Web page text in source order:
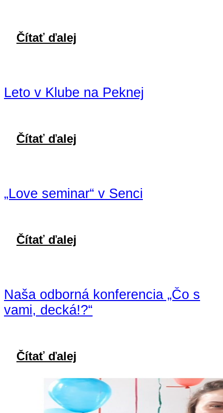
Čítať ďalej
Leto v Klube na Peknej
Čítať ďalej
„Love seminar“ v Senci
Čítať ďalej
Naša odborná konferencia „Čo s
vami, decká!?“
Čítať ďalej